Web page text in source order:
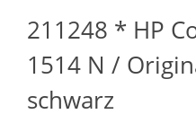
211248 * HP
1514 N /
schwarz